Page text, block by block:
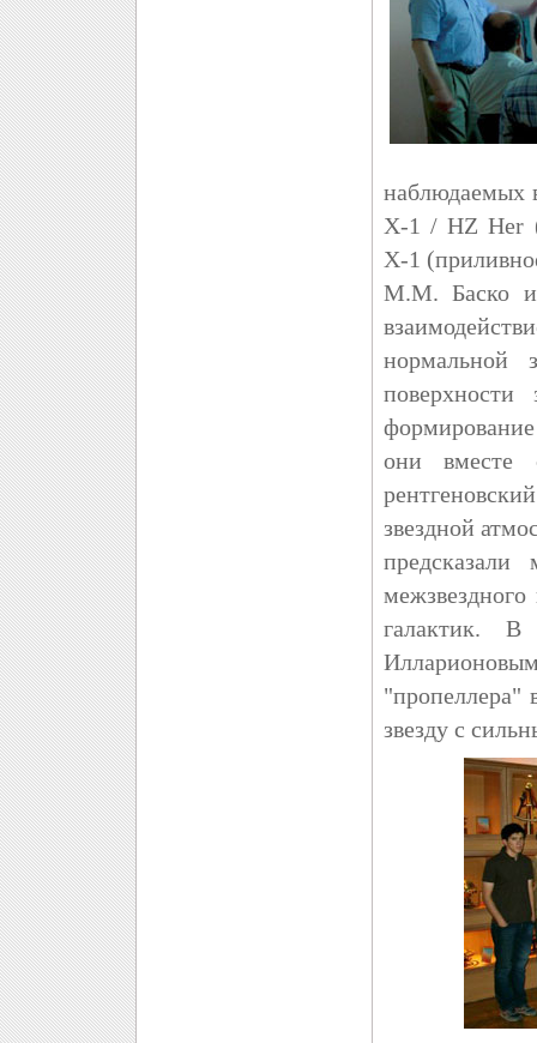
наблюдаемых
X-1 / НZ Her
Х-1
М.М. Баско и
нормальной
они вместе
звездной
галактик.
"пропеллера"
звезду с